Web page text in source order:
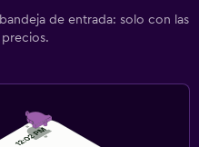
de entrada: solo con las